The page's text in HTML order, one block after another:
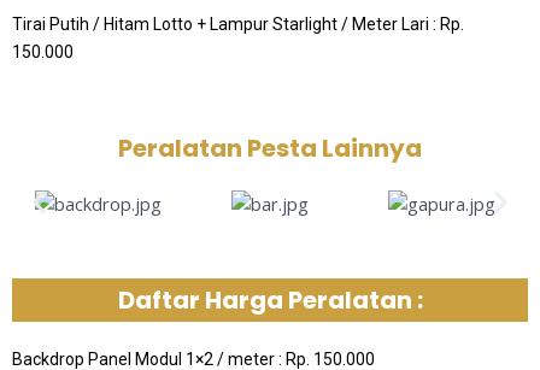
Tirai Putih / Hitam Lotto + Lampur Starlight / Meter Lari : Rp.
150.000
Peralatan Pesta Lainnya
Daftar Harga Peralatan :
Backdrop Panel Modul 1×2 / meter : Rp. 150.000